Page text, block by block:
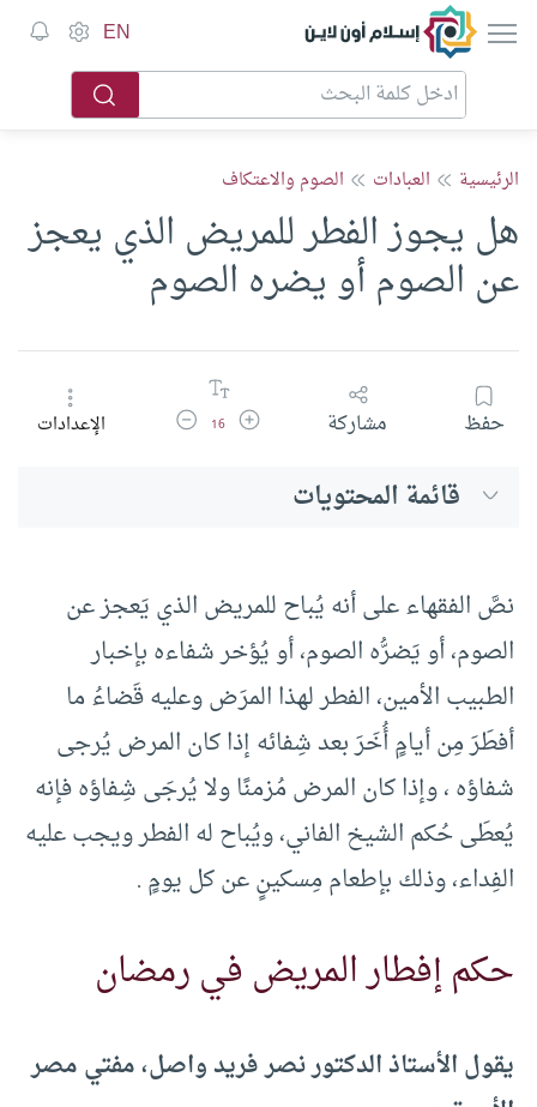
إسلام أون لاين EN
الرئيسية العبادات الصوم والاعتكاف
هل يجوز الفطر للمريض الذي يعجز
عن الصوم أو يضره الصوم
حفظ مشاركة زيادة حجم الخط
16 تقليل حجم الخطالإعدادات
قائمة المحتويات
نصَّ الفقهاء على أنه يُباح للمريض الذي يَعجز عن
الصوم، أو يَضرُّه الصوم، أو يُؤخر شفاءه بإخبار
الطبيب الأمين، الفطر لهذا المرَض وعليه قَضاءُ ما
أفطَرَ مِن أيامٍ أُخَرَ بعد شِفائه إذا كان المرض يُرجى
شفاؤه ، وإذا كان المرض مُزمنًا ولا يُرجَى شِفاؤه فإنه
يُعطَى حُكم الشيخ الفاني، ويُباح له الفطر ويجب عليه
الفِداء، وذلك بإطعام مِسكينٍ عن كل يومٍ .
حكم إفطار المريض في رمضان
يقول الأستاذ الدكتور نصر فريد واصل، مفتي مصر